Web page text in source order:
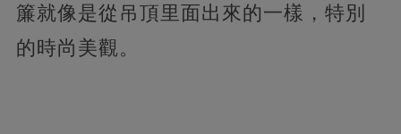
簾就像是從吊頂里面出來的一樣，特別
的時尚美觀。